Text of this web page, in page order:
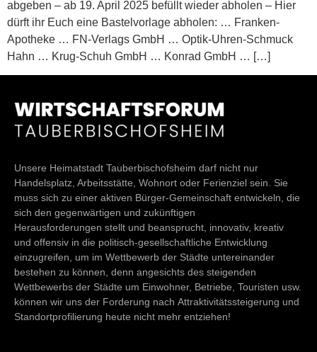
abgeben – ab 19. April 2025 befüllt wieder abholen – Hier
dürft ihr Euch eine Bastelvorlage abholen: … Franken-
Apotheke … FN-Verlags GmbH … Optik-Uhren-Schmuck
Hahn … Krug-Schuh GmbH … Konrad GmbH … […]
Unsere Heimatstadt Tauberbischofsheim darf nicht nur
Handelsplatz, Arbeitsstätte, Wohnort oder Ferienziel sein. Sie
muss sich zu einer aktiven Bürger-Gemeinschaft entwickeln, die
sich den gegenwärtigen und zukünftigen
Herausforderungen stellt und beansprucht, innovativ, kreativ
und offensiv in die politisch-gesellschaftliche Entwicklung
einzugreifen, um im Wettbewerb der Städte untereinander
bestehen zu können, denn angesichts des steigenden
Wettbewerbs der Städte um Einwohner, Betriebe, Touristen usw.
können wir uns der Forderung nach Attraktivitätssteigerung und
Standortprofilierung heute nicht mehr entziehen!